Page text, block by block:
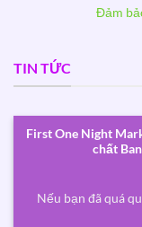
Đảm
TIN TỨC
First One Night
chất
Nếu bạn đã quá